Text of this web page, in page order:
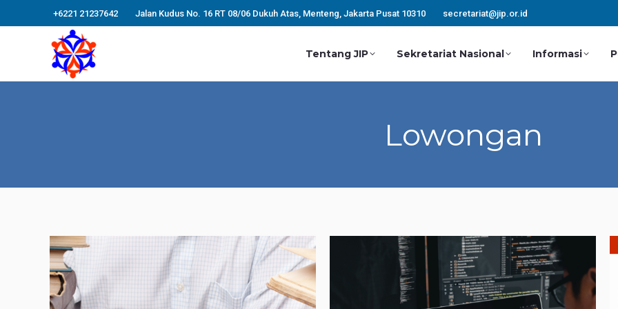
+6221 21237642 Jalan Kudus No. 16 RT 08/06 Dukuh Atas, Menteng, Jakarta Pusat 10310 secretariat@jip.or.id
Tentang JIP Sekretariat Nasional Informasi
Lowongan
Tentang JIP Sekretariat Nasional